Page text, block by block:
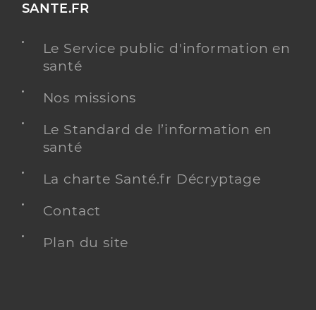
SANTE.FR
Le Service public d'information en
santé
Nos missions
Le Standard de l’information en
santé
La charte Santé.fr Décryptage
Contact
Plan du site